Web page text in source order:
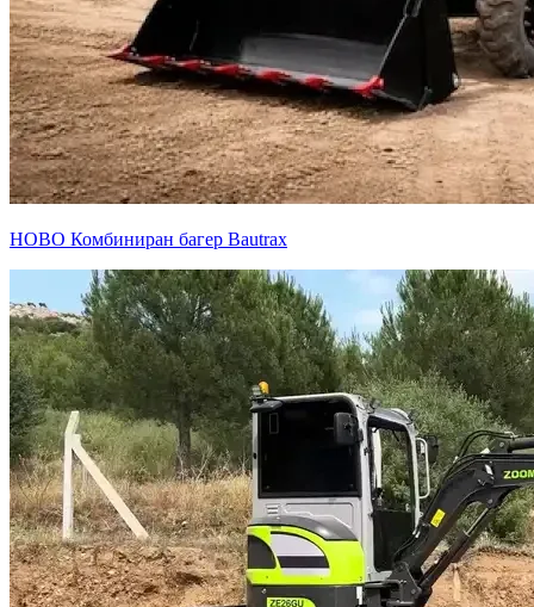
24 месеца гаранция
Офис контейнер 21 кв.м.
Сглобяем офис фургон със стабилно шаси, термоизолация,
инсталационна подготовка, двойна PCV Дограма
Виж повече
НОВО Комбиниран багер Bautrax